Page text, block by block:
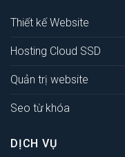
Thiết kế Website
Hosting Cloud SSD
Quản trị website
Seo từ khóa
DỊCH VỤ